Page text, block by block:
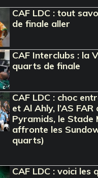
CAF LDC : tout
de finale aller
CAF Interclubs : la
quarts de finale
CAF LDC : choc
et Al Ahly, l’AS FAR
Pyramids, le Stade
affronte les
quarts)
CAF LDC : voici les